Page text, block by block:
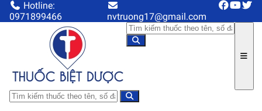
Hotline:
0971899466
nvtruong17@gmail.com